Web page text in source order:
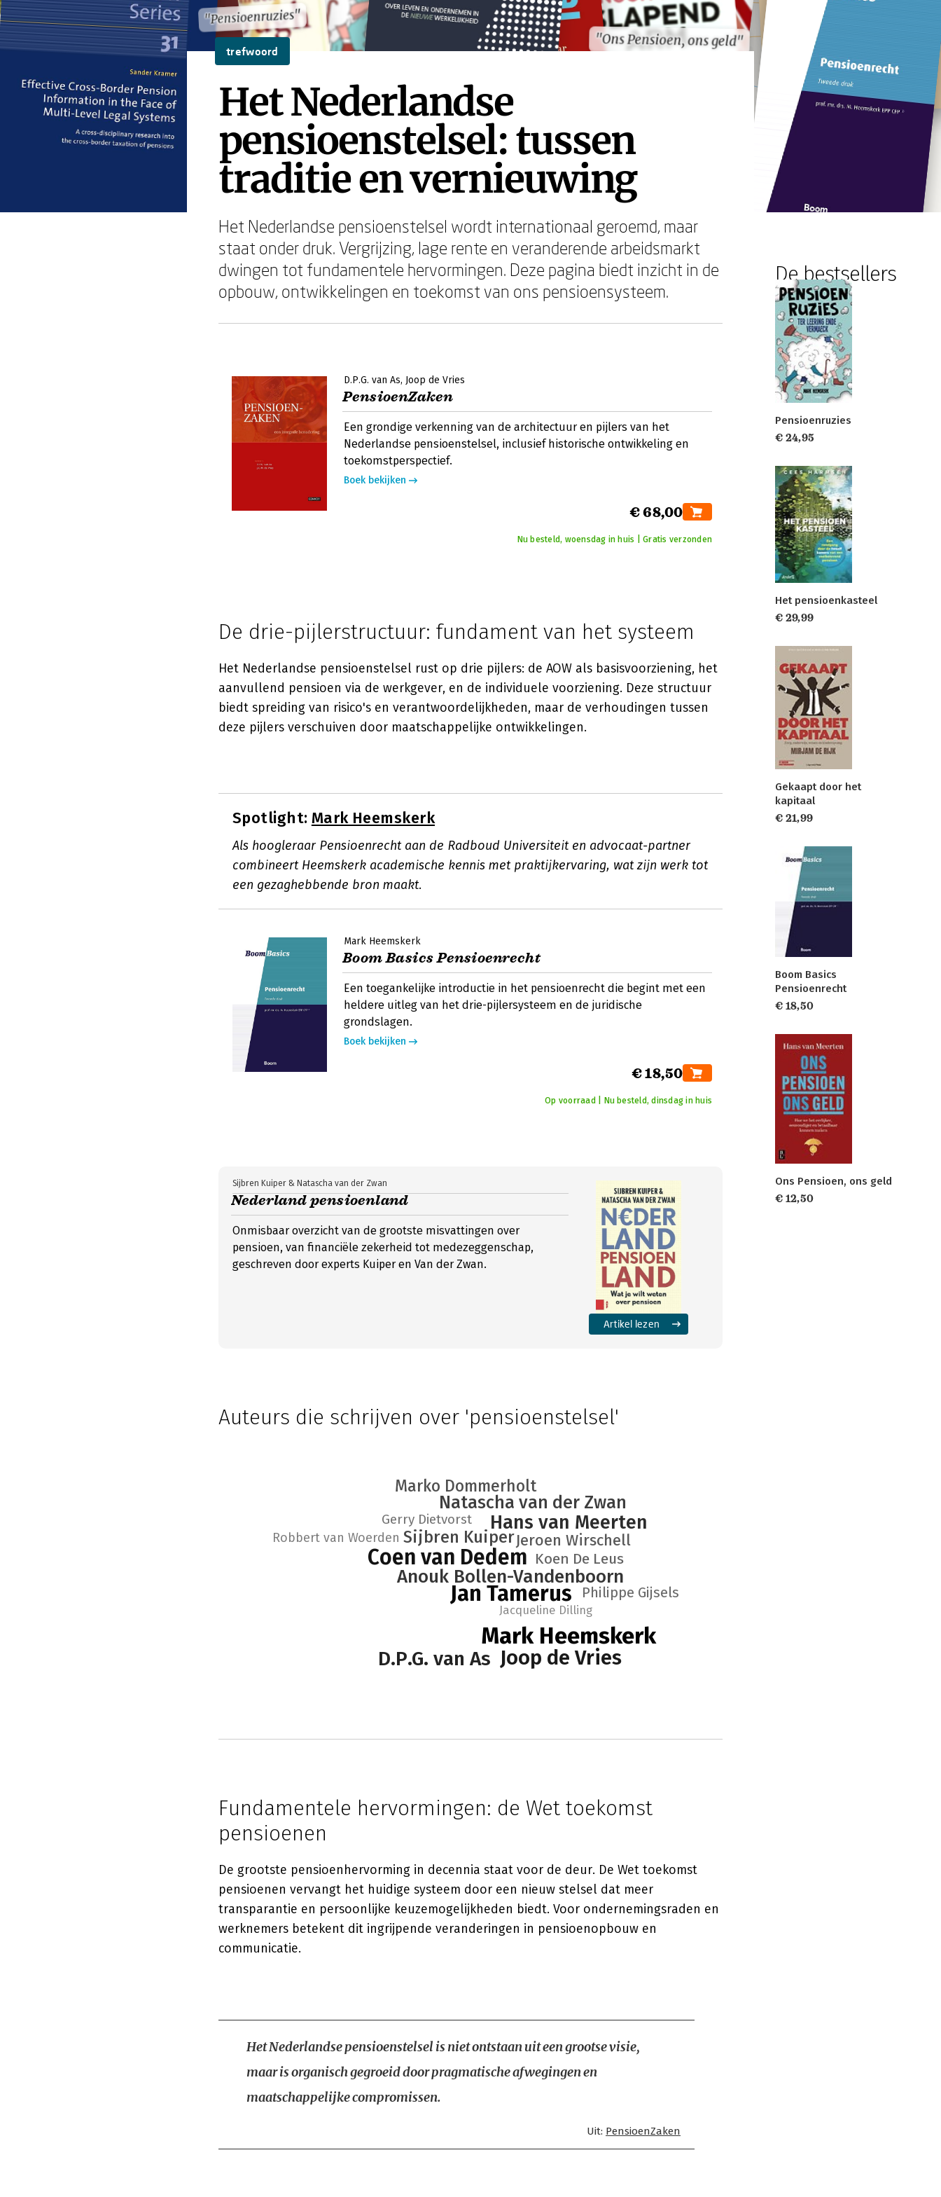
"Pensioenruzies"
"Ons Pensioen, ons geld"
"Pensioenruzies"
"Ons Pensioen, ons geld"
trefwoord
Het Nederlandse
pensioenstelsel: tussen
traditie en vernieuwing
Het Nederlandse pensioenstelsel wordt internationaal geroemd, maar
staat onder druk. Vergrijzing, lage rente en veranderende arbeidsmarkt
dwingen tot fundamentele hervormingen. Deze pagina biedt inzicht in de
opbouw, ontwikkelingen en toekomst van ons pensioensysteem.
D.P.G. van As Joop de Vries
PensioenZaken
Een grondige verkenning van de architectuur en pijlers van het
Nederlandse pensioenstelsel, inclusief historische ontwikkeling en
toekomstperspectief.
Boek bekijken
€ 68,00
Nu besteld, woensdag in huis | Gratis verzonden
De drie-pijlerstructuur: fundament van het systeem
Het Nederlandse pensioenstelsel rust op drie pijlers: de AOW als basisvoorziening, het
aanvullend pensioen via de werkgever, en de individuele voorziening. Deze structuur
biedt spreiding van risico's en verantwoordelijkheden, maar de verhoudingen tussen
deze pijlers verschuiven door maatschappelijke ontwikkelingen.
Spotlight: Mark Heemskerk
Als hoogleraar Pensioenrecht aan de Radboud Universiteit en advocaat-partner
combineert Heemskerk academische kennis met praktijkervaring, wat zijn werk tot
een gezaghebbende bron maakt.
Mark Heemskerk
Boom Basics Pensioenrecht
Een toegankelijke introductie in het pensioenrecht die begint met een
heldere uitleg van het drie-pijlersysteem en de juridische
grondslagen.
Boek bekijken
€ 18,50
Op voorraad | Nu besteld, dinsdag in huis
Nederland pensioenland
Sijbren Kuiper & Natascha van der Zwan
Onmisbaar overzicht van de grootste misvattingen over
pensioen, van financiële zekerheid tot medezeggenschap,
geschreven door experts Kuiper en Van der Zwan.
Artikel lezen
Auteurs die schrijven over 'pensioenstelsel'
Mark Heemskerk
Jan Tamerus
Coen van Dedem
Joop de Vries
D.P.G. van As
Hans van Meerten
Anouk Bollen-Vandenboorn
Natascha van der Zwan
Sijbren Kuiper
Marko Dommerholt
Jeroen Wirschell
Koen De Leus
Philippe Gijsels
Gerry Dietvorst
Robbert van Woerden
Jacqueline Dilling
Fundamentele hervormingen: de Wet toekomst
pensioenen
De grootste pensioenhervorming in decennia staat voor de deur. De Wet toekomst
pensioenen vervangt het huidige systeem door een nieuw stelsel dat meer
transparantie en persoonlijke keuzemogelijkheden biedt. Voor ondernemingsraden en
werknemers betekent dit ingrijpende veranderingen in pensioenopbouw en
communicatie.
Het Nederlandse pensioenstelsel is niet ontstaan uit een grootse visie,
maar is organisch gegroeid door pragmatische afwegingen en
maatschappelijke compromissen.
Uit: PensioenZaken
De bestsellers
Pensioenruzies
€ 24,95
Het pensioenkasteel
€ 29,99
Gekaapt door het
kapitaal
€ 21,99
Boom Basics
Pensioenrecht
€ 18,50
Ons Pensioen, ons geld
€ 12,50